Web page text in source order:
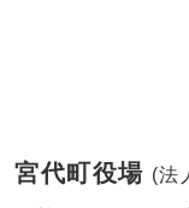
宮代町役場 (法